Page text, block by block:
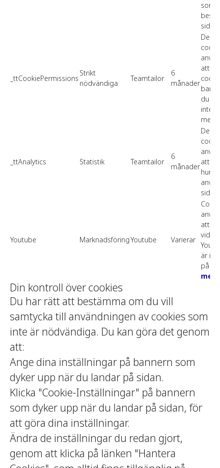
som
sidan.
_ttCookiePermissions
Strikt
nödvändiga
Teamtailor
6
månader
Den
att
du
med
_ttAnalytics Statistik Teamtailor
6
månader
Den
att
hur
sidan.
Youtube MarknadsföringYoutube Varierar
att
är
på
mer
Din kontroll över cookies
Du har rätt att bestämma om du vill
samtycka till användningen av cookies som
inte är nödvändiga. Du kan göra det genom
att:
Ange dina inställningar på bannern som
dyker upp när du landar på sidan.
Klicka "Cookie-Inställningar" på bannern
som dyker upp när du landar på sidan, för
att göra dina inställningar.
Ändra de inställningar du redan gjort,
genom att klicka på länken "Hantera